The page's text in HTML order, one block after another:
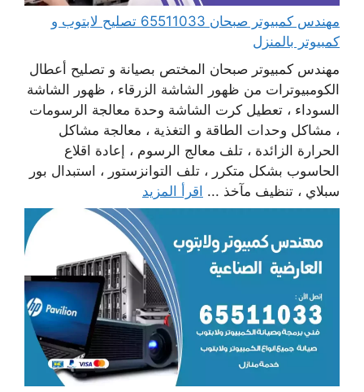
مهندس كمبيوتر صبحان 65511033 تصليح لابتوب و
كمبيوتر بالمنزل
مهندس كمبيوتر صبحان المختص بصيانة و تصليح أعطال
الكومبيوترات من ظهور الشاشة الزرقاء ، ظهور الشاشة
السوداء ، تعطيل كرت الشاشة وحدة معالجة الرسومات
، مشاكل وحدات الطاقة و التغذية ، معالجة مشاكل
الحرارة الزائدة ، تلف معالج الرسوم ، إعادة اقلاع
الحاسوب بشكل متكرر ، تلف التوانزستور ، استبدال بور
سبلاي ، تنظيف مآخذ ... اقرأ المزيد